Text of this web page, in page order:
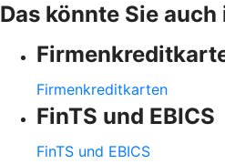
Das könnte Sie
Firmenkreditkarten
FinTS und EBICS
FinTS und EBICS